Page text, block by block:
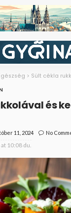
> Sült cékla
és
11, 2024 No
10:08 du.